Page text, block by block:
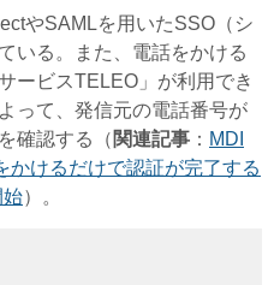
やSAMLを用いたSSO（シ
いる。また、電話をかける
ービスTELEO」が利用でき
って、発信元の電話番号が
確認する（ 関連記事 ： MDI
かけるだけで認証が完了する
始）。